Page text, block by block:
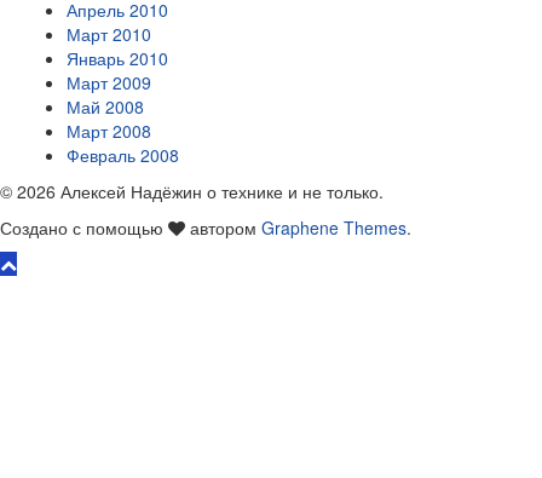
Апрель 2010
Март 2010
Январь 2010
Март 2009
Май 2008
Март 2008
Февраль 2008
© 2026 Алексей Надёжин о технике и не только.
Создано с помощью
автором Graphene Themes.